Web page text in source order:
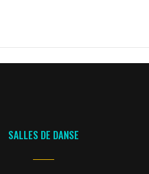
SALLES DE DANSE